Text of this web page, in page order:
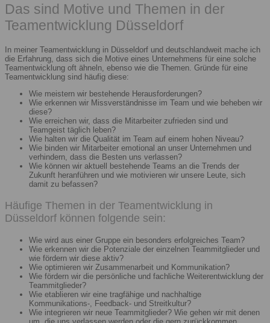
Das sind Motive und Themen in der
Teamentwicklung Düsseldorf
In meiner Teamentwicklung in Düsseldorf und deutschlandweit mache ich
die Erfahrung, dass sich die Motive eines Unternehmens für eine solche
Teamentwicklung oft ähneln, ebenso wie die Themen. Gründe für eine
Teamentwicklung sind häufig diese:
Wie meistern wir bestehende Herausforderungen?
Wie erkennen wir Missverständnisse im Team und wie beheben wir
diese?
Wie erreichen wir, dass die Mitarbeiter zufrieden sind und
Teamgeist täglich leben?
Wie halten wir die Qualität im Team auf einem hohen Niveau?
Wie binden wir Mitarbeiter emotional an unser Unternehmen und
verhindern, dass die Besten uns verlassen?
Wie können wir aktuell bestehende Teams an die Trends der
Zukunft heranführen und wie motivieren wir unsere Leute, sich
damit zu befassen?
Häufige Themen in der Teamentwicklung in
Düsseldorf können folgende sein:
Wie wird aus einer Gruppe ein besonders erfolgreiches Team?
Wie erkennen wir die Potenziale der einzelnen Teammitglieder und
wie fördern wir diese aktiv?
Wie optimieren wir Zusammenarbeit und Kommunikation?
Wie fördern wir die persönliche und fachliche Weiterentwicklung der
Teammitglieder?
Wie etablieren wir eine tragfähige und nachhaltige
Kommunikations-, Feedback- und Streitkultur?
Wie integrieren wir neue Teammitglieder? Wie gehen wir mit denen